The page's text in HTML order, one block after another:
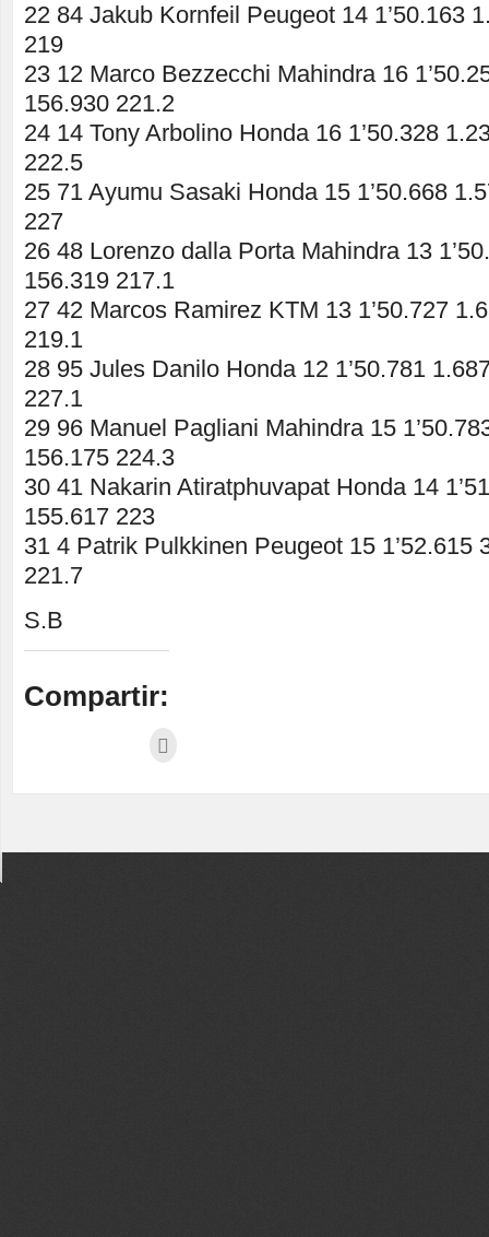
22 84 Jakub Kornfeil Peugeot 14 1’50.163
219
23 12 Marco Bezzecchi Mahindra 16
156.930 221.2
24 14 Tony Arbolino Honda 16 1’50.328
222.5
25 71 Ayumu Sasaki Honda 15 1’50.668
227
26 48 Lorenzo dalla Porta Mahindra 13
156.319 217.1
27 42 Marcos Ramirez KTM 13 1’50.727
219.1
28 95 Jules Danilo Honda 12 1’50.781
227.1
29 96 Manuel Pagliani Mahindra 15
156.175 224.3
30 41 Nakarin Atiratphuvapat Honda 14
155.617 223
31 4 Patrik Pulkkinen Peugeot 15 1’52.615
221.7
S.B
Compartir: